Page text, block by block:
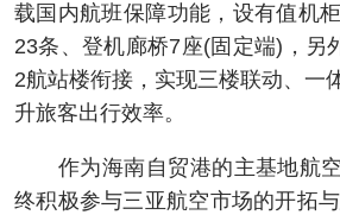
载国内航班保障功能，设有值机
23条、登机廊桥7座(固定端)，另
2航站楼衔接，实现三楼联动、一
升旅客出行效率。
作为海南自贸港的主基地航空
终积极参与三亚航空市场的开拓